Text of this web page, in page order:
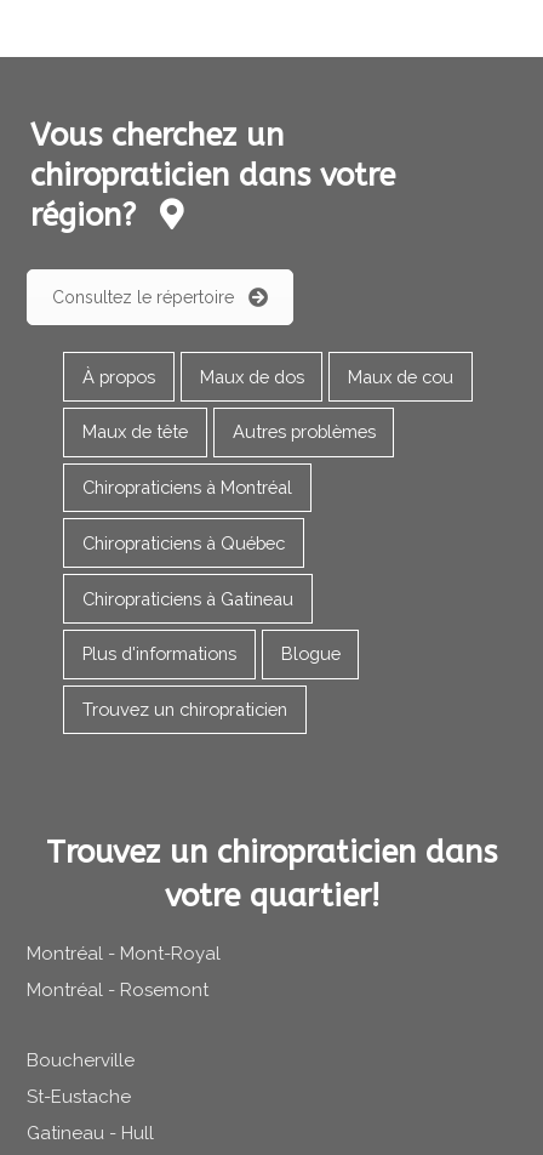
Vous cherchez un
chiropraticien dans votre
région?
Consultez le répertoire
À propos Maux de dos Maux de cou
Maux de tête Autres problèmes
Chiropraticiens à Montréal
Chiropraticiens à Québec
Chiropraticiens à Gatineau
Plus d'informations Blogue
Trouvez un chiropraticien
Trouvez un chiropraticien dans
votre quartier!
Montréal - Mont-Royal
Montréal - Rosemont
Boucherville
St-Eustache
Gatineau - Hull